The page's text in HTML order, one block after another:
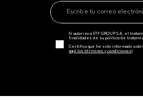
Sí autorizo a STF GROUP S.A. el
finalidades de su política de
Certifico que he sido informado
aquí los términos y condiciones)